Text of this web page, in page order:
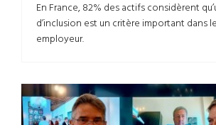
En France, 82% des actifs considèrent
d’inclusion est un critère important dans
employeur.